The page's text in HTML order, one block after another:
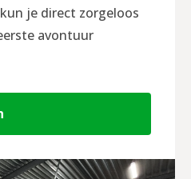
je direct zorgeloos
avontuur